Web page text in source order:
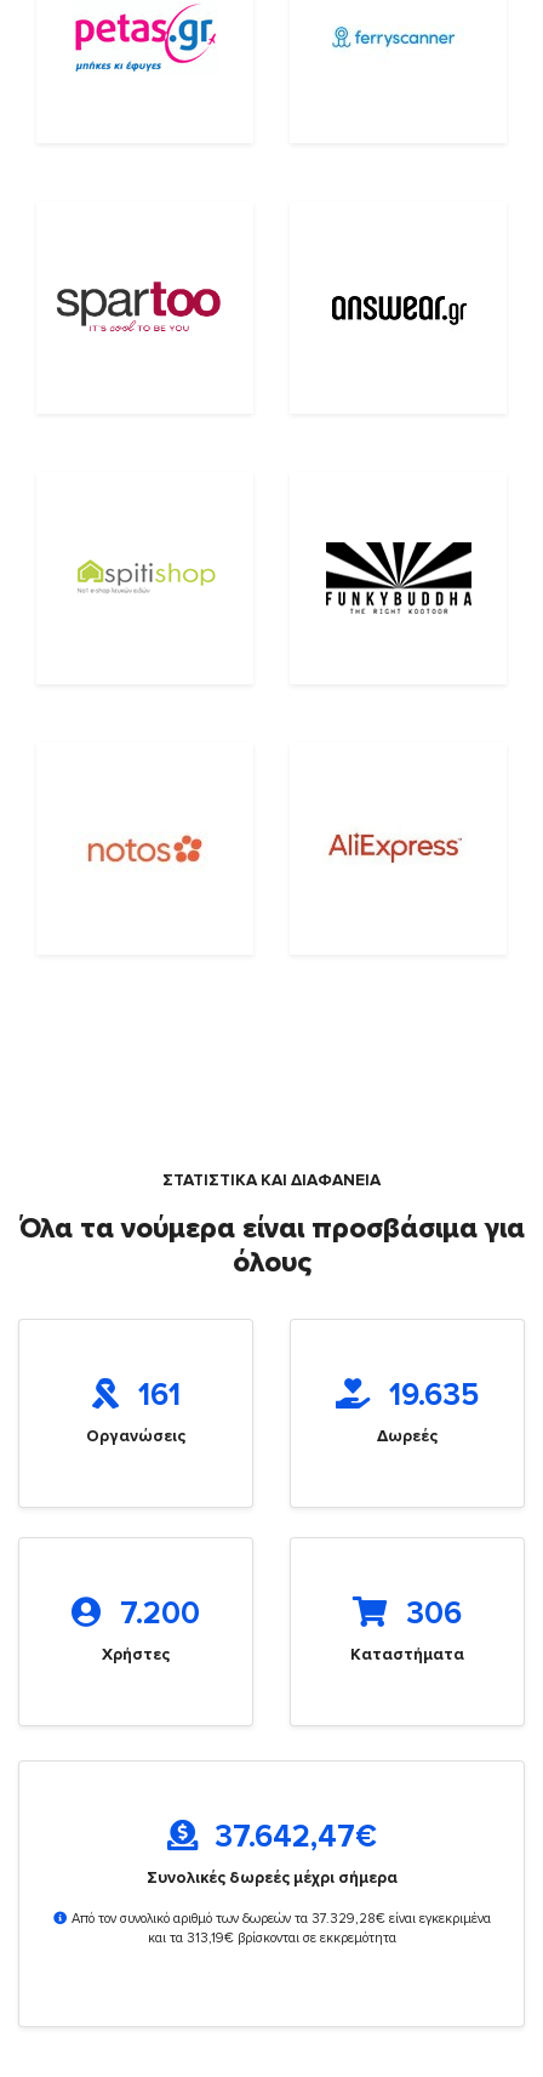
ΣΤΑΤΙΣΤΙΚΑ ΚΑΙ ΔΙΑΦΑΝΕΙΑ
Όλα τα νούμερα είναι προσβάσιμα για
όλους
161
Οργανώσεις
19.635
Δωρεές
7.200
Χρήστες
306
Καταστήματα
37.642,47€
Συνολικές δωρεές μέχρι σήμερα
Από τον συνολικό αριθμό των δωρεών τα 37.329,28€ είναι εγκεκριμένα
και τα 313,19€ βρίσκονται σε εκκρεμότητα